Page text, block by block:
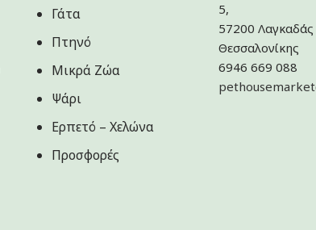
Γάτα
Πτηνό
Μικρά Ζώα
Ψάρι
Ερπετό – Χελώνα
Προσφορές
5,
57200 Λαγκαδάς
Θεσσαλονίκης
6946 669 088